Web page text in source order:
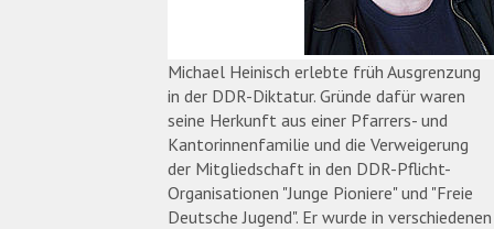
Michael Heinisch erlebte früh Ausgrenzung
in der DDR-Diktatur. Gründe dafür waren
seine Herkunft aus einer Pfarrers- und
Kantorinnenfamilie und die Verweigerung
der Mitgliedschaft in den DDR-Pflicht-
Organisationen "Junge Pioniere" und "Freie
Deutsche Jugend". Er wurde in verschiedenen